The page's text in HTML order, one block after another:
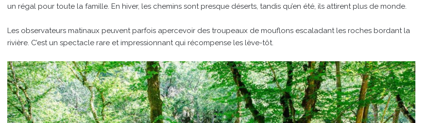
un régal pour toute la famille. En hiver, les chemins sont presque déserts, tandis qu’en été, ils attirent plus de monde.
Les observateurs matinaux peuvent parfois apercevoir des troupeaux de mouflons escaladant les roches bordant la
rivière. C’est un spectacle rare et impressionnant qui récompense les lève-tôt.